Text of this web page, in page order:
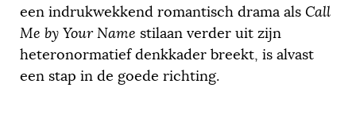
een indrukwekkend romantisch drama als Call
Me by Your Name stilaan verder uit zijn
heteronormatief denkkader breekt, is alvast
een stap in de goede richting.